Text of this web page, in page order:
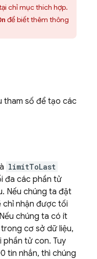
chỉ mục thích hợp.
để biết thêm thông
tham số để tạo các
limitToLast
đa các phần tử
Nếu chúng ta đặt
chỉ nhận được tối
chúng ta có ít
cơ sở dữ liệu,
phần tử con. Tuy
tin nhắn, thì chúng